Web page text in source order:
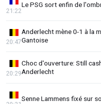
Le PSG sort enfin de
21:22
Anderlecht mène 0-1 à la
Gantoise
20:47
Choc d'ouverture: Still
Anderlecht
20:29
Senne Lammens fixé sur